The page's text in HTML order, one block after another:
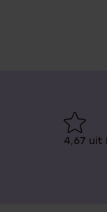
4,67 uit